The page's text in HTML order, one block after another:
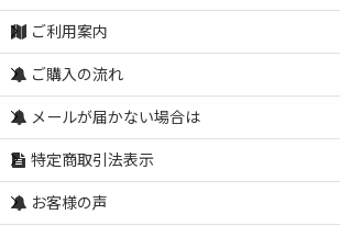
ご利用案内
ご購入の流れ
メールが届かない場合は
特定商取引法表示
お客様の声